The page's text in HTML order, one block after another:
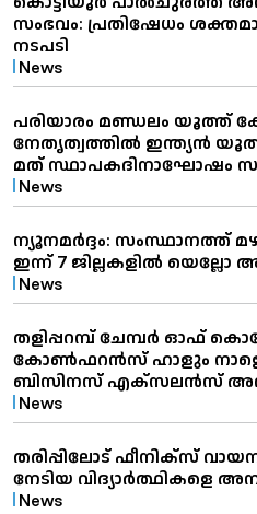
സംഭവം: പ്രതിഷേധം
നടപടി
News
പരിയാരം മണ്ഡലം യൂത്ത്
നേതൃത്വത്തിൽ ഇന്ത്യൻ
മത് സ്ഥാപകദിനാഘോഷം
News
ന്യൂനമര്‍ദ്ദം: സംസ്ഥാനത്ത് മഴ
ഇന്ന് 7 ജില്ലകളില്‍ യെല്ലോ
News
തളിപ്പറമ്പ് ചേമ്പർ ഓഫ്
കോൺഫറൻസ് ഹാളും നാളെ
ബിസിനസ് എക്സലൻസ്
News
തരിപ്പിലോട് ഫീനിക്‌സ്
നേടിയ വിദ്യാര്‍ത്ഥികളെ
News